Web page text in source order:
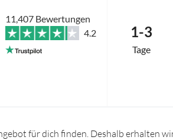
11,407 Bewertungen
4.2
1-3
Tage
für dich finden. Deshalb erhalten